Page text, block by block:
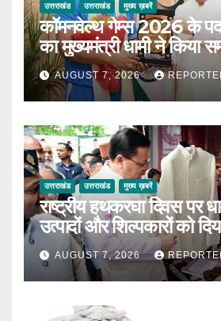
उत्तराखंड उत्तराखंड मुख्य ख़बरें
कॉमनवेल्थ गेम्स 2026 के
का मुख्यमंत्री धामी ने किया
AUGUST 7, 2026
उत्तराखंड उत्तराखंड मुख्य ख़बरें
राष्ट्रीय हथकरघा दिवस पर
उत्पादों और शिल्पकारों को
AUGUST 7, 2026